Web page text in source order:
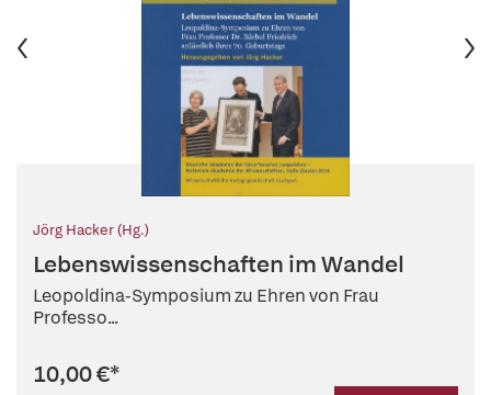
Jörg Hacker (Hg.)
Lebenswissenschaften im Wandel
Leopoldina-Symposium zu Ehren von Frau
Professo...
10,00 €*